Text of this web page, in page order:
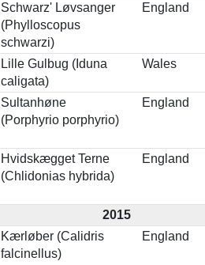
Schwarz' Løvsanger
(Phylloscopus
schwarzi)
England
Lille Gulbug (Iduna
caligata)
Wales
Sultanhøne
(Porphyrio porphyrio)
England
Hvidskægget Terne
(Chlidonias hybrida)
England
2015
Kærløber (Calidris
falcinellus)
England